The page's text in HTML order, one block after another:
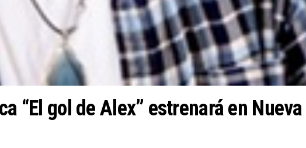
“El gol de Alex” estrenará en